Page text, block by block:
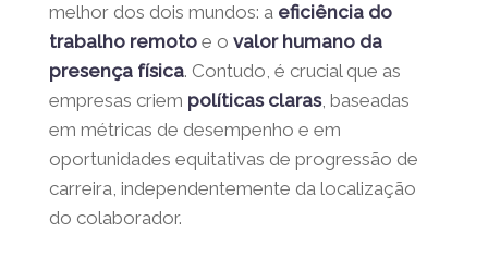
No contexto pós-pandemia, os modelos
híbridos têm-se afirmado como a solução
intermédia mais sustentável, combinando o
melhor dos dois mundos: aeficiência do
trabalho remotoe ovalor humano da
presença física. Contudo, é crucial que as
empresas criempolíticas claras, baseadas
em métricas de desempenho e em